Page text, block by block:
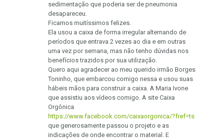
sedimentação que poderia ser de pneumonia
desapareceu.
Ficamos muitíssimos felizes.
Ela usou a caixa de forma irregular alternando de
períodos que entrava 2 vezes ao dia e em outras
uma vez por semana, mas não tenho dúvidas nos
benefícios trazidos por sua utilização.
Quero aqui agradecer ao meu querido irmão Borges
Toninho, que embarcou comigo nessa e usou suas
hábeis mãos para construir a caixa. A Maria Ivone
que assistiu aos vídeos comigo. A site Caixa
Orgônica
https://www.facebook.com/caixaorgonica/?fref=ts
que generosamente passou o projeto e as
indicações de onde encontrar o material. E